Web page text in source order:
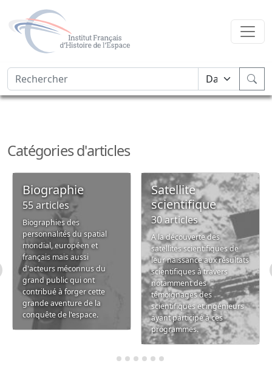
Catégories d'articles
Biographie
55 articles
Biographies des
personnalités du spatial
mondial, européen et
français mais aussi
d'acteurs méconnus du
grand public qui ont
contribué à forger cette
grande aventure de la
conquête de l'espace.
Satellite
scientifique
30 articles
A la découverte des
satellites scientifiques de
leur naissance aux résultats
scientifiques à travers
notamment des
témoignages des
scientifiques et ingénieurs
ayant participé à ces
programmes.